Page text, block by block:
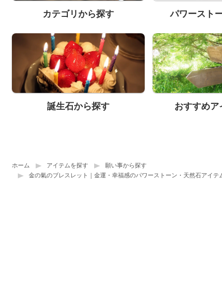
カテゴリから探す パワースト
誕生石から探す おすすめア
ホーム アイテムを探す
願い事から探す
金の氣のブレスレット｜金運・幸福感のパワーストーン・天然石アイテ